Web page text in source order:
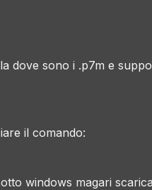
dove sono i .p7m e
il comando:
windows magari